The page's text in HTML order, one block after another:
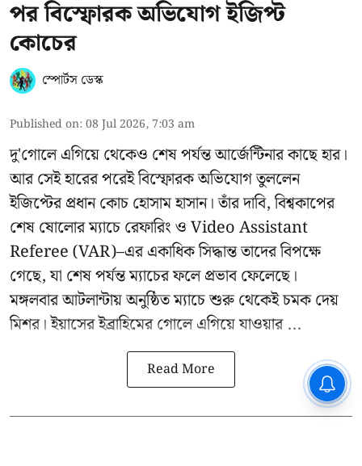
পর বিস্ফোরক অভিযোগ ইজিপ্ট
কোচের
স্পোর্টস ডেস্ক
Published on:08 Jul 2026, 7:03 am
দু'গোলে এগিয়ে থেকেও শেষ পর্যন্ত আর্জেন্টিনার কাছে হার।
আর সেই হারের পরেই বিস্ফোরক অভিযোগ তুললেন
ইজিপ্টের প্রধান কোচ হোসাম হাসান। তাঁর দাবি, বিশ্বকাপের
শেষ ষোলোর ম্যাচে রেফারিং ও Video Assistant
Referee (VAR)–এর একাধিক সিদ্ধান্ত তাদের বিপক্ষে
গেছে, যা শেষ পর্যন্ত ম্যাচের ফলে প্রভাব ফেলেছে।
মঙ্গলবার আটলান্টায় অনুষ্ঠিত ম্যাচে শুরু থেকেই চমক দেয়
মিশর। ইয়াসের ইব্রাহিমের গোলে এগিয়ে যাওয়ার ...
Read More
CPIM: ৬০ লক্ষ নাম বিবেচনাধীন রেখে
ভোট ঘোষণার প্রতিবাদ - আদালতের